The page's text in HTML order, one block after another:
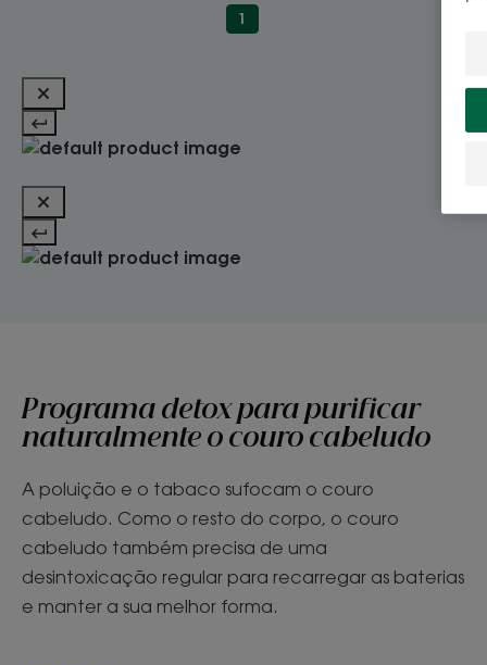
1
Programa detox para purificar
naturalmente o couro cabeludo
A poluição e o tabaco sufocam o couro
cabeludo. Como o resto do corpo, o couro
cabeludo também precisa de uma
desintoxicação regular para recarregar as baterias
e manter a sua melhor forma.